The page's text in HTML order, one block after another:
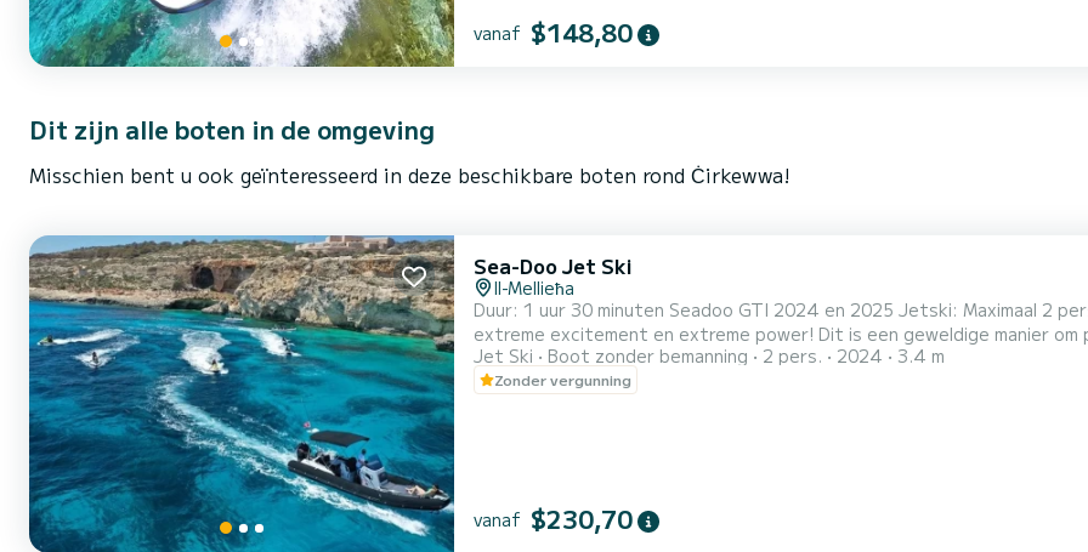
vanaf $148,80
Dit zijn alle boten in de omgeving
Misschien bent u ook geïnteresseerd in deze beschikbare boten rond Ċirkewwa!
Sea-Doo Jet Ski
Il-Mellieħa
Duur: 1 uur 30 minuten Seadoo GTI 2024 en 2025 Jetski: Maximaal 2
extreme excitement en extreme power! Dit is een geweldige manier
super leuk en onvergetelijke ervaring! Je ziet alle eilanden van Malta,
Jet Ski Boot zonder bemanning 2 pers. 2024 3.4 m
Zonder vergunning
vanaf $230,70